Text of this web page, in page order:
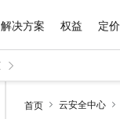
解决方案 权益 定价
首页 云安全中心
千问AI平台
精选产品
精选解决方案
普惠上云
产品定价
了解云产品的定价详情
精选商城
成为销售伙伴
售前咨询
为什么选择阿里云